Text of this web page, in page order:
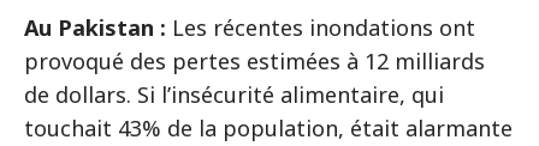
Au Pakistan : Les récentes inondations ont
provoqué des pertes estimées à 12 milliards
de dollars. Si l’insécurité alimentaire, qui
touchait 43% de la population, était alarmante